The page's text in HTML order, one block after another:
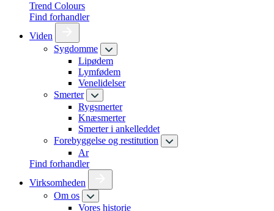
Trend Colours
Find forhandler
Viden
Sygdomme
Lipødem
Lymfødem
Venelidelser
Smerter
Rygsmerter
Knæsmerter
Smerter i ankelleddet
Forebyggelse og restitution
Ar
Find forhandler
Virksomheden
Om os
Vores historie